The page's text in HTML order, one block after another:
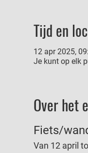
Tijd en
12 apr 2025,
Je kunt op elk
Over het
Fiets/
Van 12 april